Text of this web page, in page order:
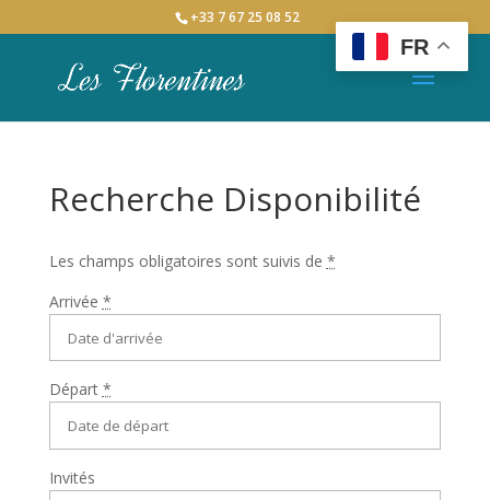
+33 7 67 25 08 52
Recherche Disponibilité
Les champs obligatoires sont suivis de *
Arrivée *
Départ *
Invités
FR